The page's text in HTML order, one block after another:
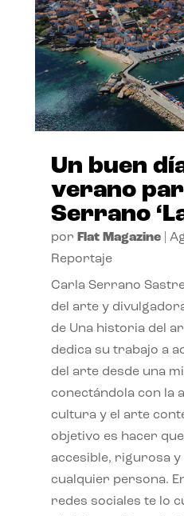
Un buen
verano
Serrano
por Flat Magazine|
Reportaje
Carla Serrano
del arte y
de Una historia del
dedica su trabajo a
del arte desde una
conectándola con la
cultura y el arte
objetivo es hacer
accesible, rigurosa
cualquier persona.
redes sociales te lo